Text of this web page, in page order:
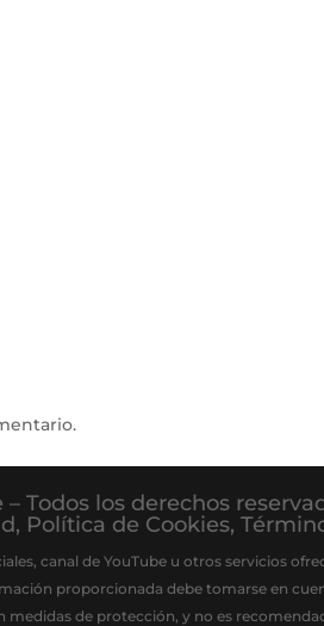
– Todos los derechos
, Política de Cookies,
canal de YouTube u otros servicios
proporcionada debe tomarse en
de protección, y no es